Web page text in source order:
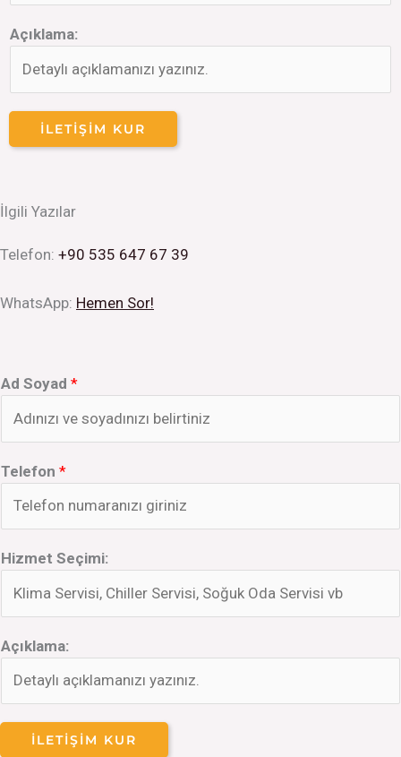
Açıklama:
İLETIŞIM KUR
İlgili Yazılar
Telefon: +90 535 647 67 39
WhatsApp: Hemen Sor!
Ad Soyad *
Telefon *
Hizmet Seçimi:
Açıklama:
İLETIŞIM KUR